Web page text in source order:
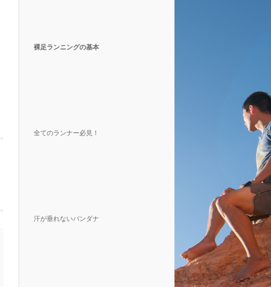
裸足ランニングの基本
全てのランナー必見！
汗が垂れないバンダナ